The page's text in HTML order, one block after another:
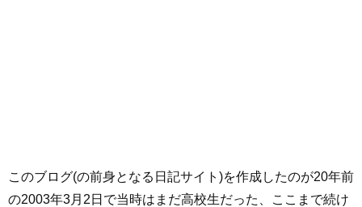
このブログ(の前身となる日記サイト)を作成したのが20年前
の2003年3月2日で当時はまだ高校生だった、ここまで続け